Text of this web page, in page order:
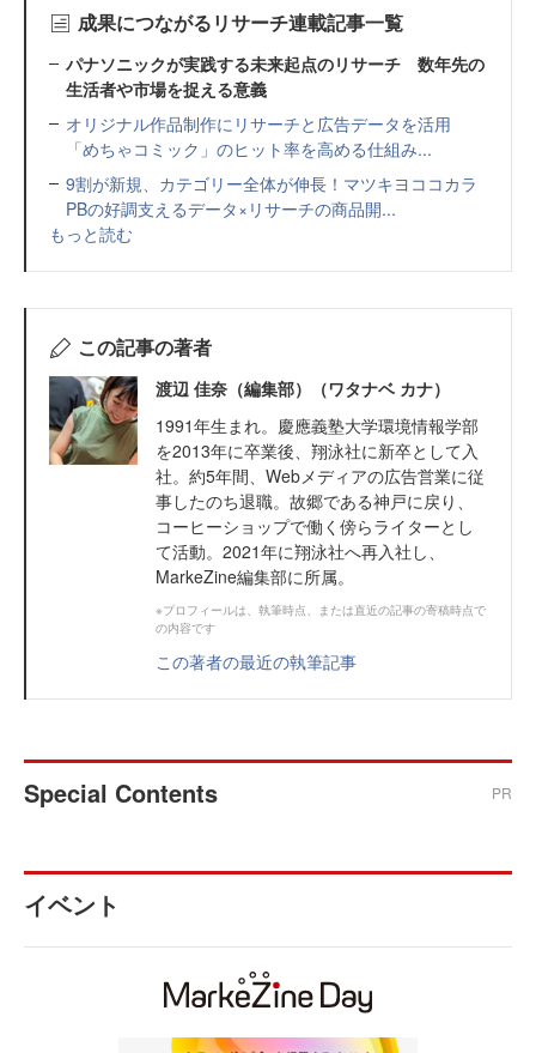
成果につながるリサーチ連載記事一覧
パナソニックが実践する未来起点のリサーチ 数年先の
生活者や市場を捉える意義
オリジナル作品制作にリサーチと広告データを活用
「めちゃコミック」のヒット率を高める仕組み...
9割が新規、カテゴリー全体が伸長！マツキヨココカラ
PBの好調支えるデータ×リサーチの商品開...
もっと読む
この記事の著者
渡辺 佳奈（編集部）（ワタナベ カナ）
1991年生まれ。慶應義塾大学環境情報学部
を2013年に卒業後、翔泳社に新卒として入
社。約5年間、Webメディアの広告営業に従
事したのち退職。故郷である神戸に戻り、
コーヒーショップで働く傍らライターとし
て活動。2021年に翔泳社へ再入社し、
MarkeZine編集部に所属。
※プロフィールは、執筆時点、または直近の記事の寄稿時点で
の内容です
この著者の最近の執筆記事
Special Contents PR
イベント